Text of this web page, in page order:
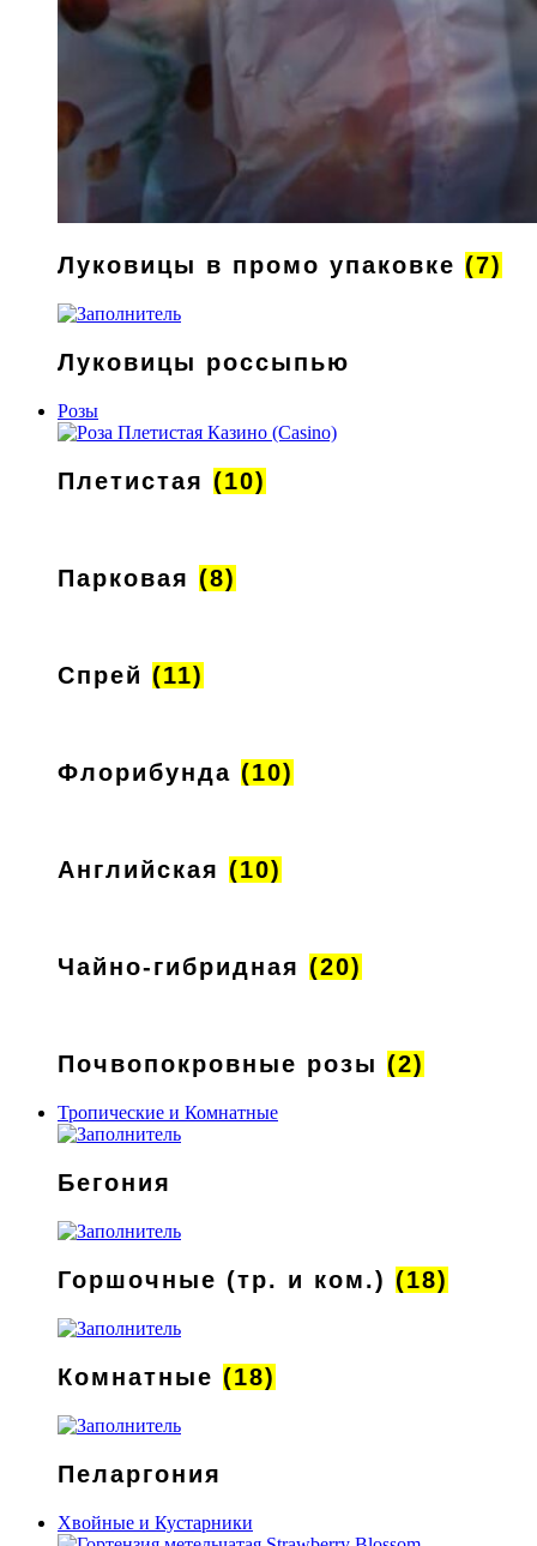
Луковицы в промо упаковке (7)
Луковицы россыпью
Розы
Плетистая (10)
Парковая (8)
Спрей (11)
Флорибунда (10)
Английская (10)
Чайно-гибридная (20)
Почвопокровные розы (2)
Тропические и Комнатные
Бегония
Горшочные (тр. и ком.) (18)
Комнатные (18)
Пеларгония
Хвойные и Кустарники